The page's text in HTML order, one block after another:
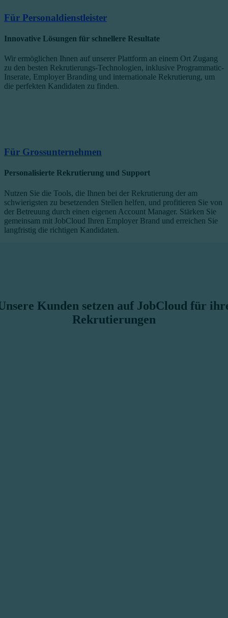
Für Personaldienstleister
Innovative Lösungen für schnellere Resultate
Wir ermöglichen Ihnen auf unserer Plattform an einem Ort Zugang
zu den besten Rekrutierungs-Technologien, inklusive Programmatic-
Inserate, Employer Branding und internationale Rekrutierung, um
die perfekten Kandidaten zu finden.
Für Grossunternehmen
Personalisierte Rekrutierung und Support
Nutzen Sie die Tools, die Ihnen bei der Rekrutierung der am
schwierigsten zu besetzenden Stellen helfen, und profitieren Sie von
der Betreuung durch einen eigenen Account Manager. Stärken Sie
gemeinsam mit JobCloud Ihren Employer Brand und erreichen Sie
langfristig die richtigen Kandidaten.
Kunden setzen auf JobCloud für
Rekrutierungen